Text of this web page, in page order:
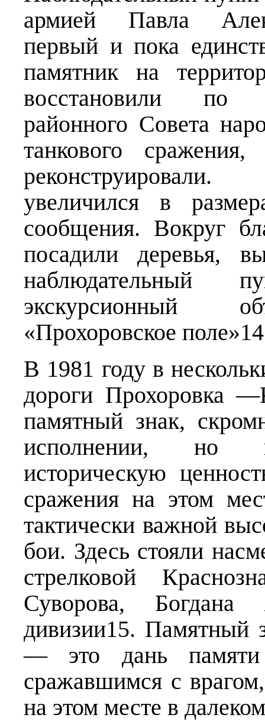
армией Павла
первый и пока
памятник на
восстановили по
районного Совета
танкового
увеличился в
сообщения. Вокруг
посадили деревья,
наблюдательный
экскурсионный
«Прохоровское
В 1981 году в
дороги Прохоровка
памятный знак,
исполнении, но
историческую
сражения на этом
тактически важной
бои. Здесь стояли
стрелковой
Суворова, Богдана
дивизии15. Памятный
— это дань памяти
сражавшимся с
на этом месте в